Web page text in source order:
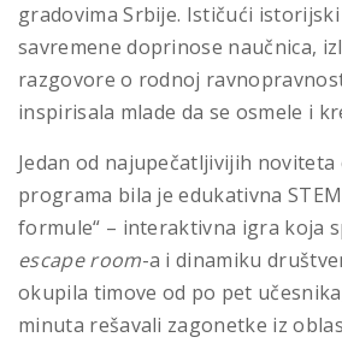
gradovima Srbije. Ističući istorijski
savremene doprinose naučnica,
razgovore o rodnoj
inspirisala mlade da se osmele i
Jedan od najupečatljivijih
programa bila je edukativna
formule“ – interaktivna igra koja
escape room-a i dinamiku
okupila timove od po pet
minuta rešavali zagonetke iz